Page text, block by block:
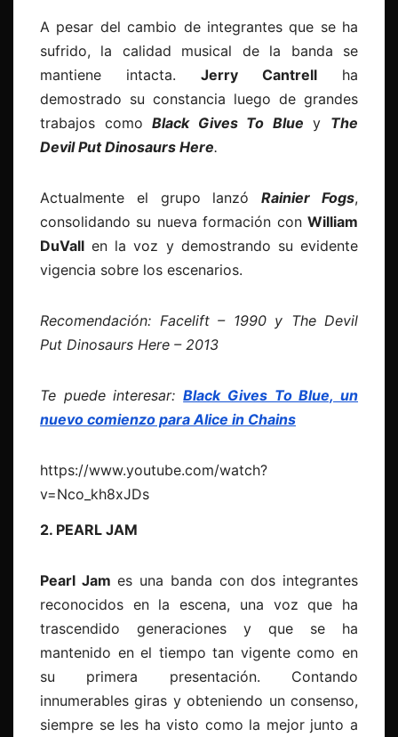
A pesar del cambio de integrantes que se ha
sufrido, la calidad musical de la banda se
mantiene intacta. Jerry Cantrell ha
demostrado su constancia luego de grandes
trabajos comoBlack Gives To Blue y The
Devil Put Dinosaurs Here.
Actualmente el grupo lanzóRainier Fogs,
consolidando su nueva formación con William
DuVall en la voz y demostrando su evidente
vigencia sobre los escenarios.
Recomendación: Facelift – 1990 y The Devil
Put Dinosaurs Here – 2013
Te puede interesar:Black Gives To Blue, un
nuevo comienzo para Alice in Chains
https://www.youtube.com/watch?
v=Nco_kh8xJDs
2. PEARL JAM
Pearl Jam es una banda con dos integrantes
reconocidos en la escena, una voz que ha
trascendido generaciones y que se ha
mantenido en el tiempo tan vigente como en
su primera presentación. Contando
innumerables giras y obteniendo un consenso,
siempre se les ha visto como la mejor junto a